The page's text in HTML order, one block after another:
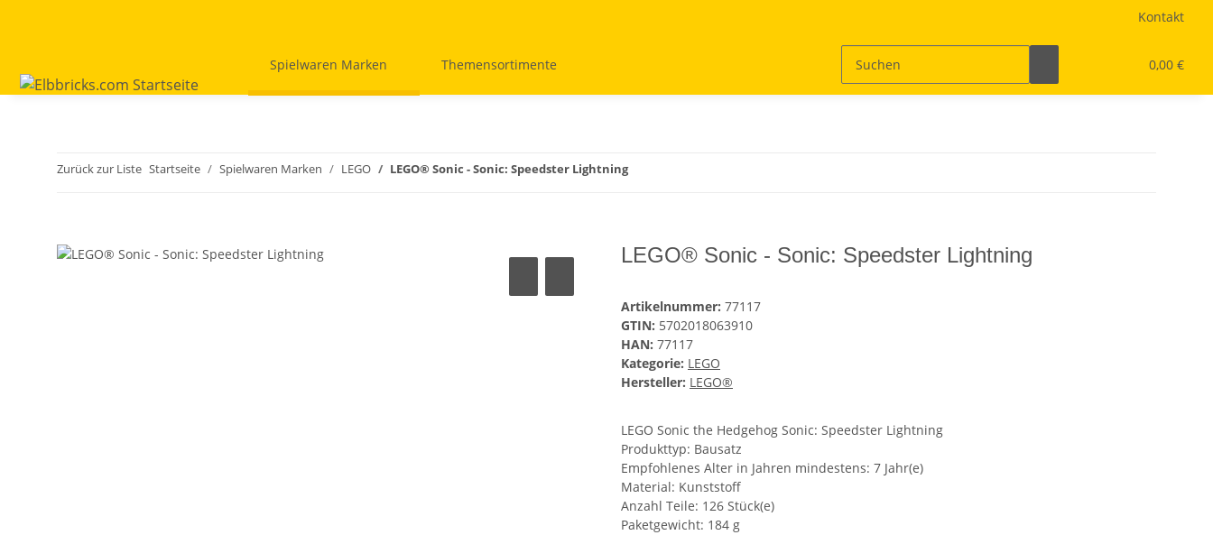
Kontakt
0,00 €
Spielwaren Marken Themensortimente
Zurück zur Liste Startseite Spielwaren Marken LEGO LEGO® Sonic - Sonic: Speedster Lightning
LEGO® Sonic - Sonic: Speedster Lightning
Artikelnummer: 77117
GTIN: 5702018063910
HAN: 77117
Kategorie: LEGO
Hersteller: LEGO®
LEGO Sonic the Hedgehog Sonic: Speedster Lightning
Produkttyp: Bausatz
Empfohlenes Alter in Jahren mindestens: 7 Jahr(e)
Material: Kunststoff
Anzahl Teile: 126 Stück(e)
Paketgewicht: 184 g